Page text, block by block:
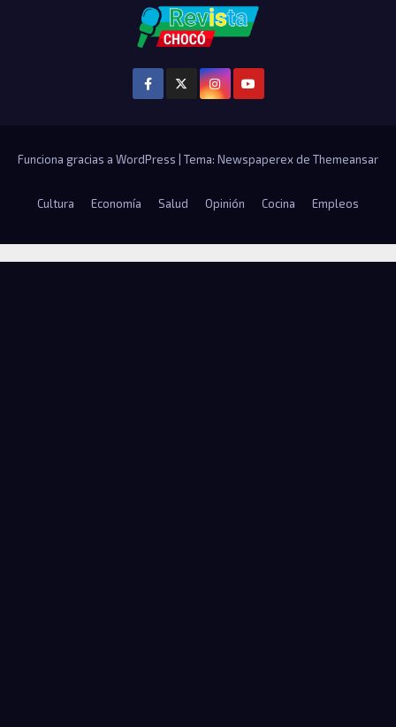
Funciona gracias a WordPress | Tema: Newspaperex de Themeansar
Cultura Economía Salud Opinión Cocina Empleos